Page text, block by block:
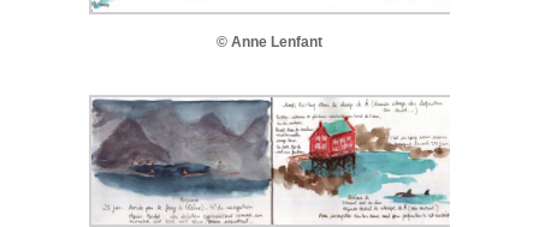
© Anne Lenfant